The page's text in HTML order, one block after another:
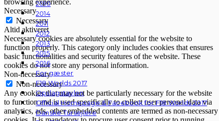
2010
2014
2011
2012
2013
2015
2016
For gæster
F18 Worlds 2017
Opslagstavlen
Official Homepage & Facebook for F18 Worlds 2017
Danske Tursejlere
browsing experience.
Necessary
Necessary
Altid aktiveret
Necessary cookies are absolutely essential for the website to
function properly. This category only includes cookies that ensures
basic functionalities and security features of the website. These
cookies do not store any personal information.
Non-necessary
Non-necessary
Any cookies that may not be particularly necessary for the website
to function and is used specifically to collect user personal data via
analytics, ads, other embedded contents are termed as non-necessary